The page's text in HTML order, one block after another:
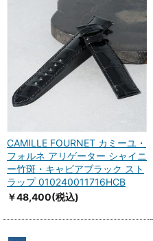
CAMILLE FOURNET カミーユ・
フォルネ アリゲーター シャイニ
ー竹斑・キャビアブラック スト
ラップ 010240011716HCB
￥48,400(税込)